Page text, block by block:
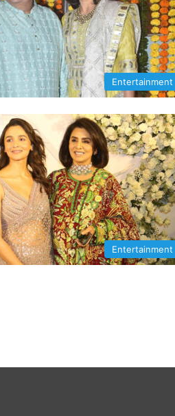
Entertainment
Entertainment